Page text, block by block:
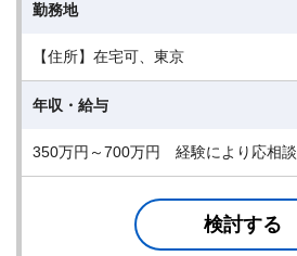
勤務地
【住所】在宅可、東京
年収・給与
350万円～700万円 経験により応相談
検討する